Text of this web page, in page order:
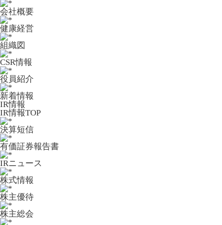
会社概要
健康経営
組織図
CSR情報
役員紹介
新着情報
IR情報
IR情報TOP
決算短信
有価証券報告書
IRニュース
株式情報
株主優待
株主総会